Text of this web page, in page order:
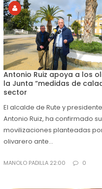
Antonio Ruiz apoya a los
la Junta “medidas de
sector
El alcalde de Rute y
Antonio Ruiz, ha confirmado
movilizaciones planteadas
olivarero ante...
MANOLO PADILLA 22:00 0